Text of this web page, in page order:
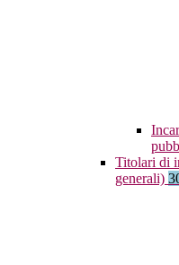
Titolari di
generali)